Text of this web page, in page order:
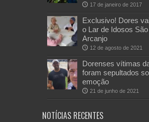
17 de janeiro de 2017
Exclusivo! Dores
o Lar de Idosos
Arcanjo
12 de agosto de 2021
Dorenses vítimas
foram sepultados
emoção
21 de junho de 2021
NOTÍCIAS RECENTES